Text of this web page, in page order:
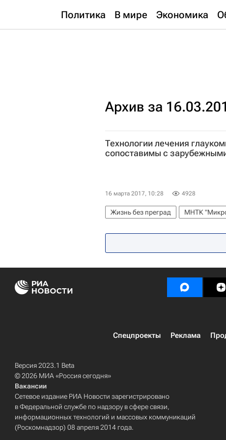
Политика В мире Экономика
Архив за
Технологии лечения
сопоставимы с
16 марта 2017, 10:28 4928
Жизнь без преград МНТК
Спецпроекты
Реклама
Версия 2023.1 Beta
© 2026 МИА «Россия сегодня»
Вакансии
Сетевое издание РИА Новости зарегистрировано
в Федеральной службе по надзору в сфере связи,
информационных технологий и массовых коммуникаций
(Роскомнадзор) 08 апреля 2014 года.